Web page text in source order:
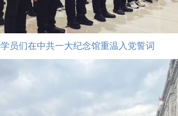
学员们在中共一大纪念馆重温入党誓词